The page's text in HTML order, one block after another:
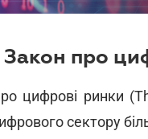
Закон про
цифрові ринки
сектору